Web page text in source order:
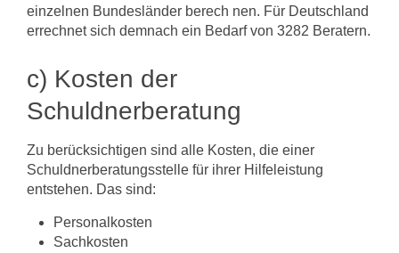
einzelnen Bundesländer berech­ nen. Für Deutschland
errechnet sich demnach ein Bedarf von 3282 Beratern.
c) Kosten der
Schuldnerberatung
Zu berücksichtigen sind alle Kosten, die einer
Schuldnerberatungsstelle für ihrer Hilfeleistung
entstehen. Das sind:
Personalkosten
Sachkosten